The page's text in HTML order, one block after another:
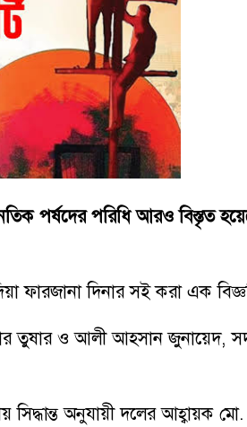
পর্ষদের পরিধি আরও বিস্তৃত
ফারজানা দিনার সই করা এক
তুষার ও আলী আহসান জুনায়েদ,
সিদ্ধান্ত অনুযায়ী দলের